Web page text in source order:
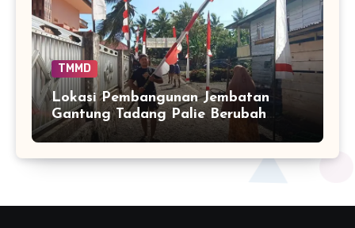
TMMD
Lokasi Pembangunan Jembatan
Gantung Tadang Palie Berubah
Semarak oleh Merah Putih